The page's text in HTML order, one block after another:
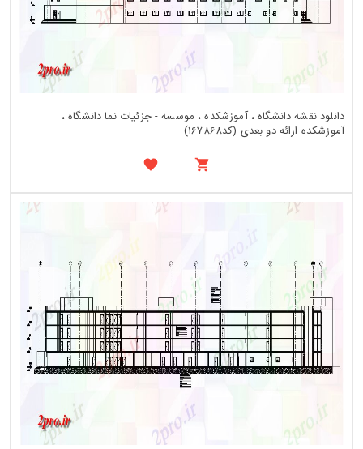
دانلود نقشه دانشگاه ، آموزشکده ، موسسه - جزئیات نما دانشگاه ،
آموزشکده ارائه دو بعدی (کد167868)